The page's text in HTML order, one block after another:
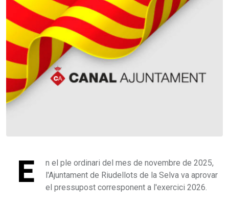
E
n el ple ordinari del mes de novembre de 2025,
l'Ajuntament de Riudellots de la Selva va aprovar
el pressupost corresponent a l'exercici 2026.